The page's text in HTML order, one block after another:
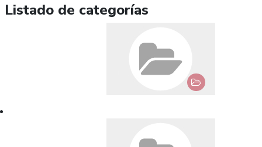
Listado de categorías